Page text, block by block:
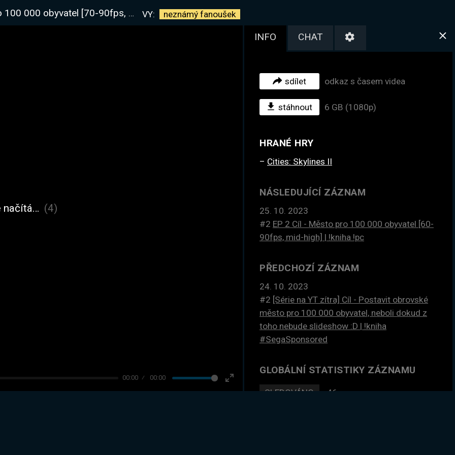
obyvatel [70-90fps, mid-high]| !kniha VY: neznámý fanoušek
00:00 00:00
Enter
načítá… (4)
INFO CHAT
sdílet odkaz s časem videa
stáhnout 6 GB (1080p)
HRANÉ HRY
Cities: Skylines II
NÁSLEDUJÍCÍ ZÁZNAM
25. 10. 2023
#2 EP 2 Cíl - Město pro 100 000 obyvatel [60-
90fps, mid-high] | !kniha !pc
PŘEDCHOZÍ ZÁZNAM
24. 10. 2023
#2 [Série na YT zítra] Cíl - Postavit obrovské
město pro 100 000 obyvatel, neboli dokud z
toho nebude slideshow :D | !kniha
#SegaSponsored
GLOBÁLNÍ STATISTIKY ZÁZNAMU
SLEDOVÁNO 46×